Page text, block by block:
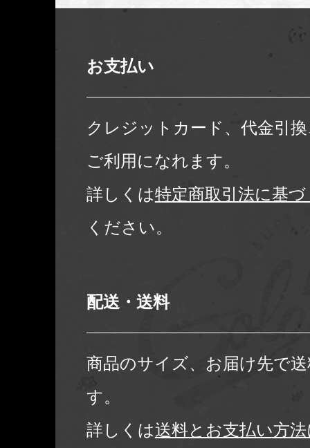
お支払い
クレジットカード、代金引
ご利用になれます。
詳しくは特定商取引法に基
ください。
配送・送料
商品のサイズ、お届け先で
す。
詳しくは送料とお支払い方